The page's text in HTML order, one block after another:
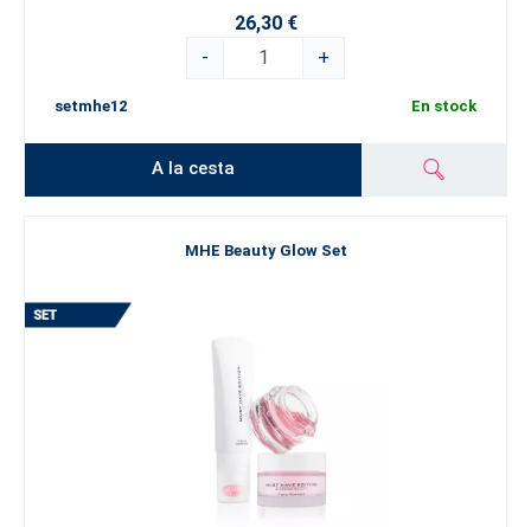
26,30 €
-
+
setmhe12 En stock
A la cesta
MHE Beauty Glow Set